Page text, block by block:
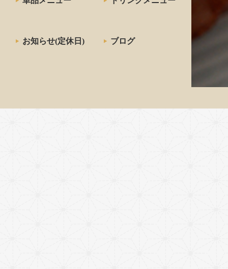
お知らせ(定休日) ブログ